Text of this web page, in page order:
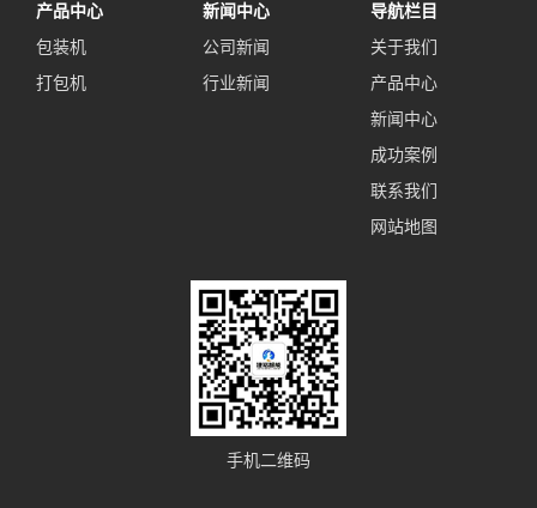
产品中心
包装机
打包机
新闻中心
公司新闻
行业新闻
导航栏目
关于我们
产品中心
新闻中心
成功案例
联系我们
网站地图
手机二维码